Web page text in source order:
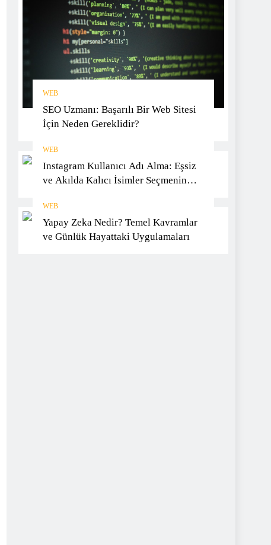
WEB
SEO Uzmanı: Başarılı Bir Web Sitesi
İçin Neden Gereklidir?
WEB
Instagram Kullanıcı Adı Alma: Eşsiz
ve Akılda Kalıcı İsimler Seçmenin
WEB
Yapay Zeka Nedir? Temel Kavramlar
ve Günlük Hayattaki Uygulamaları